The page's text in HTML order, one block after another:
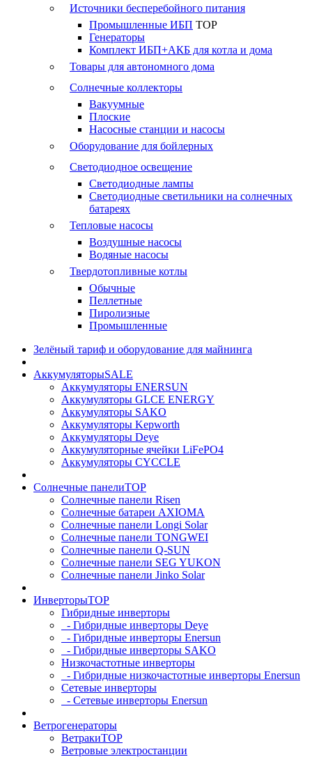
Источники бесперебойного питания
Промышленные ИБП TOP
Генераторы
Комплект ИБП+АКБ для котла и дома
Товары для автономного дома
Солнечные коллекторы
Вакуумные
Плоские
Насосные станции и насосы
Оборудование для бойлерных
Светодиодное освещение
Светодиодные лампы
Светодиодные светильники на солнечных
батареях
Тепловые насосы
Воздушные насосы
Водяные насосы
Твердотопливные котлы
Обычные
Пеллетные
Пиролизные
Промышленные
Зелёный тариф и оборудование для майнинга
АккумуляторыSALE
Аккумуляторы ENERSUN
Аккумуляторы GLCE ENERGY
Аккумуляторы SAKO
Аккумуляторы Kepworth
Аккумуляторы Deye
Аккумуляторные ячейки LiFePO4
Аккумуляторы CYCCLE
Солнечные панелиTOP
Солнечные панели Risen
Солнечные батареи AXIOMA
Солнечные панели Longi Solar
Солнечные панели TONGWEI
Солнечные панели Q-SUN
Солнечные панели SEG YUKON
Солнечные панели Jinko Solar
ИнверторыTOP
Гибридные инверторы
- Гибридные инверторы Deye
- Гибридные инверторы Enersun
- Гибридные инверторы SAKO
Низкочастотные инверторы
- Гибридные низкочастотные инверторы Enersun
Сетевые инверторы
- Сетевые инверторы Enersun
Ветрогенераторы
ВетракиTOP
Ветровые электростанции